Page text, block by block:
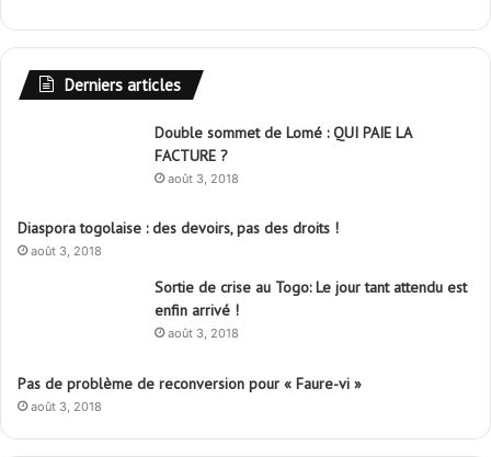
Derniers articles
Double sommet de Lomé : QUI PAIE LA
FACTURE ?
août 3, 2018
Diaspora togolaise : des devoirs, pas des droits !
août 3, 2018
Sortie de crise au Togo: Le jour tant attendu est
enfin arrivé !
août 3, 2018
Pas de problème de reconversion pour « Faure-vi »
août 3, 2018